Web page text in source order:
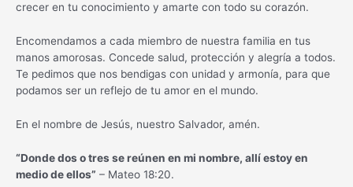
crecer en tu conocimiento y amarte con todo su corazón.
Encomendamos a cada miembro de nuestra familia en tus
manos amorosas. Concede salud, protección y alegría a todos.
Te pedimos que nos bendigas con unidad y armonía, para que
podamos ser un reflejo de tu amor en el mundo.
En el nombre de Jesús, nuestro Salvador, amén.
“Donde dos o tres se reúnen en mi nombre, allí estoy en
medio de ellos” – Mateo 18:20.